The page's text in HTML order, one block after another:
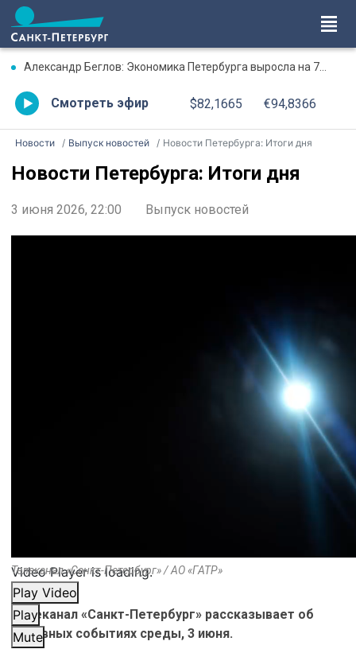
Александр Беглов: Экономика Петербурга выросла на 7% в первом полугодии
Смотреть эфир $82,1665 €94,8366
Новости Выпуск новостей Новости Петербурга: Итоги дня
Новости Петербурга: Итоги дня
3 июня 2026, 22:00 Выпуск новостей
Video Player is loading.
Play Video
Play
Mute
Телеканал «Санкт-Петербург» / АО «ГАТР»
Телеканал «Санкт-Петербург» рассказывает об
основных событиях среды, 3 июня.